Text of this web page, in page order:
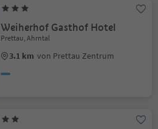
Weiherhof Gasthof Hotel
Prettau, Ahrntal
3.1 km von Prettau Zentrum